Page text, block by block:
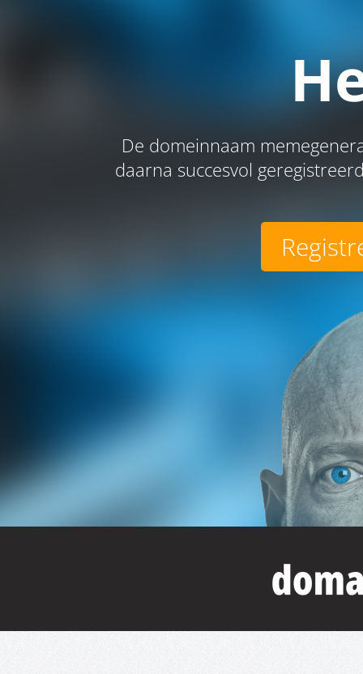
De domeinnaam
daarna succesvol